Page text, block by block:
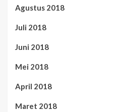
Agustus 2018
Juli 2018
Juni 2018
Mei 2018
April 2018
Maret 2018